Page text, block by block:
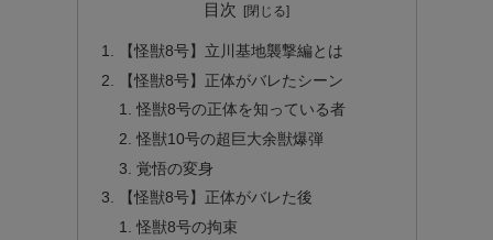
目次
【怪獣8号】立川基地襲撃編とは
【怪獣8号】正体がバレたシーン
怪獣8号の正体を知っている者
怪獣10号の超巨大余獣爆弾
覚悟の変身
【怪獣8号】正体がバレた後
怪獣8号の拘束